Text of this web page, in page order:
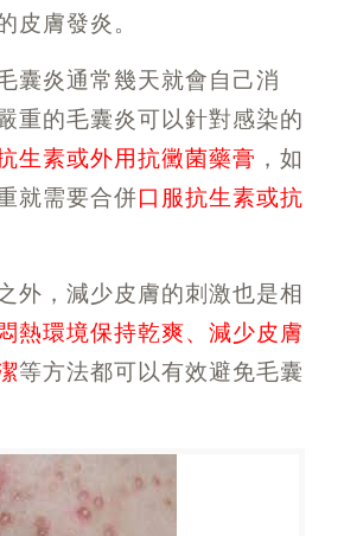
皮膚發炎。
囊炎通常幾天就會自己消
重的毛囊炎可以針對感染的
生素或外用抗黴菌藥膏 ，如
就需要合併口服抗生素或抗
外，減少皮膚的刺激也是相
熱環境保持乾爽、減少皮膚
等方法都可以有效避免毛囊